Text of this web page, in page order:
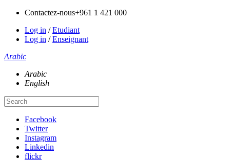
Contactez-nous+961 1 421 000
Log in /Etudiant
Log in /Enseignant
Arabic
Arabic
English
Facebook
Twitter
Instagram
Linkedin
flickr